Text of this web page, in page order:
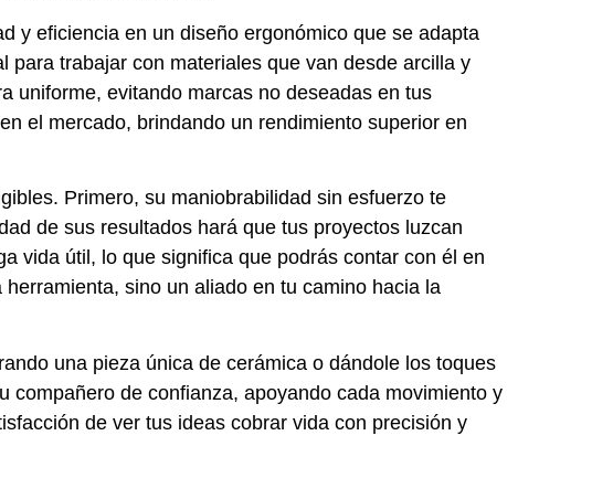
y eficiencia en un diseño ergonómico que se adapta
trabajar con materiales que van desde arcilla y
uniforme, evitando marcas no deseadas en tus
el mercado, brindando un rendimiento superior en
Primero, su maniobrabilidad sin esfuerzo te
de sus resultados hará que tus proyectos luzcan
vida útil, lo que significa que podrás contar con él en
sino un aliado en tu camino hacia la
una pieza única de cerámica o dándole los toques
de confianza, apoyando cada movimiento y
de ver tus ideas cobrar vida con precisión y